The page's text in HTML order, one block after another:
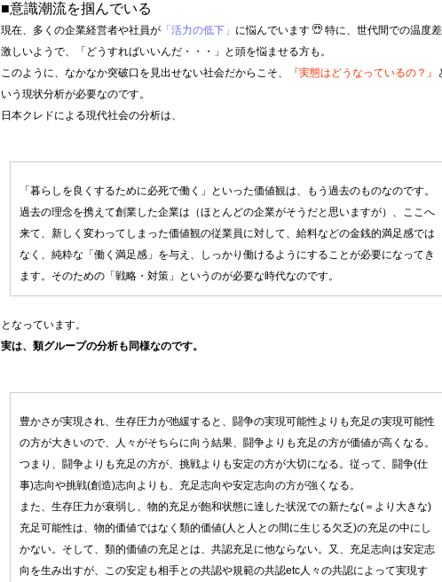
■意識潮流を掴んでいる
現在、多くの企業経営者や社員が 「活力の低下」 に悩んでいます
特に、世代間での温度
激しいようで、「どうすればいいんだ・・・」と頭を悩ませる方も。
このように、なかなか突破口を見出せない社会だからこそ、
『実態はどうなっているの？』
いう現状分析が必要なのです。
日本クレドによる現代社会の分析は、
「暮らしを良くするために必死で働く」といった価値観は、もう過去のものなのです。
過去の理念を携えて創業した企業は（ほとんどの企業がそうだと思いますが）、ここへ
来て、新しく変わってしまった価値観の従業員に対して、給料などの金銭的満足感では
なく、純粋な「働く満足感」を与え、しっかり働けるようにすることが必要になってき
ます。そのための「戦略・対策」というのが必要な時代なのです。
となっています。
実は、類グループの分析も同様なのです。
豊かさが実現され、生存圧力が弛緩すると、闘争の実現可能性よりも充足の実現可能性
の方が大きいので、人々がそちらに向う結果、闘争よりも充足の方が価値が高くなる。
つまり、闘争よりも充足の方が、挑戦よりも安定の方が大切になる。従って、闘争(仕
事)志向や挑戦(創造)志向よりも、充足志向や安定志向の方が強くなる。
また、生存圧力が衰弱し、物的充足が飽和状態に達した状況での新たな(＝より大きな)
充足可能性は、物的価値ではなく類的価値(人と人との間に生じる欠乏)の充足の中にし
かない。そして、類的価値の充足とは、共認充足に他ならない。又、充足志向は安定志
向を生み出すが、この安定も相手との共認や規範の共認etc人々の共認によって実現す